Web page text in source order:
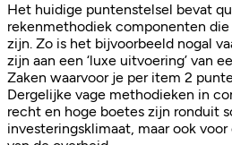
Het huidige puntenstelsel bevat
rekenmethodiek componenten
zijn. Zo is het bijvoorbeeld nogal
zijn aan een ‘luxe uitvoering’ van
Zaken waarvoor je per item 2
Dergelijke vage methodieken in
recht en hoge boetes zijn ronduit
investeringsklimaat, maar ook